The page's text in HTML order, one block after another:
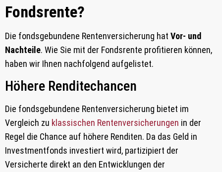
Fondsrente?
Die fondsgebundene Rentenversicherung hat Vor- und
Nachteile. Wie Sie mit der Fondsrente profitieren können,
haben wir Ihnen nachfolgend aufgelistet.
Höhere Renditechancen
Die fondsgebundene Rentenversicherung bietet im
Vergleich zu klassischen Rentenversicherungen in der
Regel die Chance auf höhere Renditen. Da das Geld in
Investmentfonds investiert wird, partizipiert der
Versicherte direkt an den Entwicklungen der